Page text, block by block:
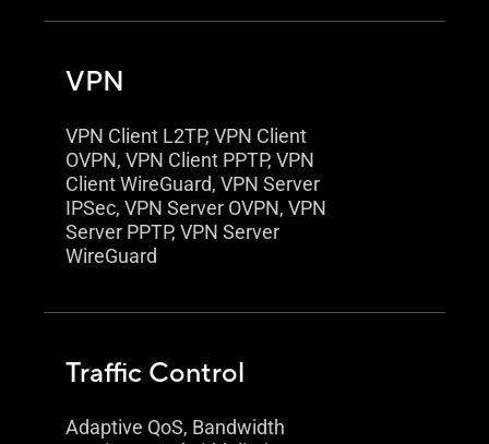
VPN
VPN Client L2TP, VPN Client
OVPN, VPN Client PPTP, VPN
Client WireGuard, VPN Server
IPSec, VPN Server OVPN, VPN
Server PPTP, VPN Server
WireGuard
Traffic Control
Adaptive QoS, Bandwidth